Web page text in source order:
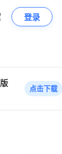
登录
点击下载